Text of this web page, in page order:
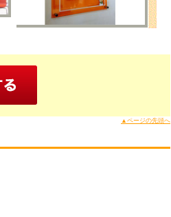
▲ページの先頭へ